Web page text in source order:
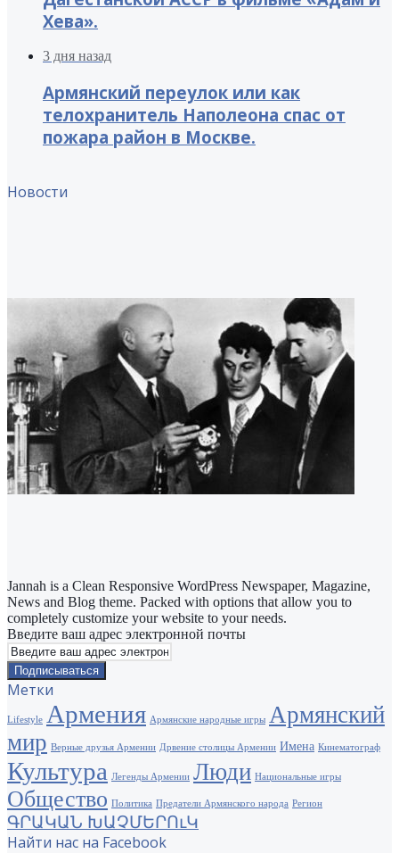
Хева».
3 дня назад
Армянский переулок или как
телохранитель Наполеона спас от
пожара район в Москве.
Новости
Jannah is a Clean Responsive WordPress Newspaper, Magazine,
News and Blog theme. Packed with options that allow you to
completely customize your website to your needs.
Введите ваш адрес электронной почты
Метки
Lifestyle Армения Армянские народные игры Армянский
мир Верные друзья Армении Дрвение столицы Армении Имена Кинематограф
Культура Легенды Армении Люди Национальные игры
Общество Политика Предатели Армянского народа Регион
ԳՐԱԿԱՆ ԽԱՉՄԵՐՈւԿ
Найти нас на Facebook